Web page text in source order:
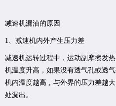
减速机漏油的原因
1、减速机内外产生压力差
减速机运转过程中，运动副摩擦发
机温度升高，如果没有透气孔或透
机内温度越高，与外界的压力差越
处漏出。